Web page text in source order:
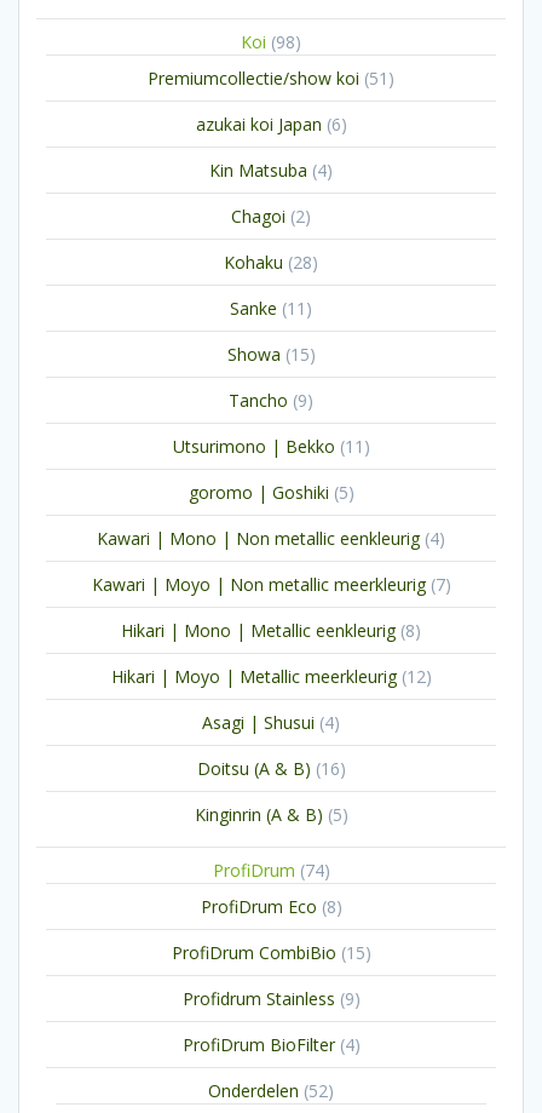
Koi 9898
producten
Premiumcollectie/show koi 51 51
producten
azukai koi Japan 66
producten
Kin Matsuba 44
producten
Chagoi 22
producten
Kohaku 2828
producten
Sanke 11 11
producten
Showa 1515
producten
Tancho 99
producten
Utsurimono | Bekko 11 11
producten
goromo | Goshiki 55
producten
Kawari | Mono | Non metallic eenkleurig 44
producten
Kawari | Moyo | Non metallic meerkleurig 77
producten
Hikari | Mono | Metallic eenkleurig 88
producten
Hikari | Moyo | Metallic meerkleurig 1212
producten
Asagi | Shusui 44
producten
Doitsu (A & B) 1616
producten
Kinginrin (A & B) 55
ProfiDrum 7474
ProfiDrum Eco 88
producten
ProfiDrum CombiBio 1515
producten
Profidrum Stainless 99
producten
ProfiDrum BioFilter 44
producten
Onderdelen 5252